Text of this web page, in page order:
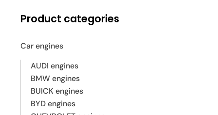
Product categories
Car engines
AUDI engines
BMW engines
BUICK engines
BYD engines